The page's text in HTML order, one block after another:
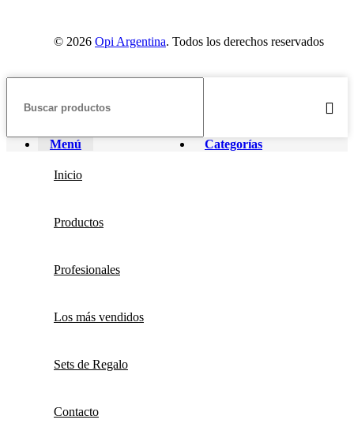
© 2026 Opi Argentina. Todos los derechos reservados
Menú Categorías
Inicio
Productos
Profesionales
Los más vendidos
Sets de Regalo
Contacto